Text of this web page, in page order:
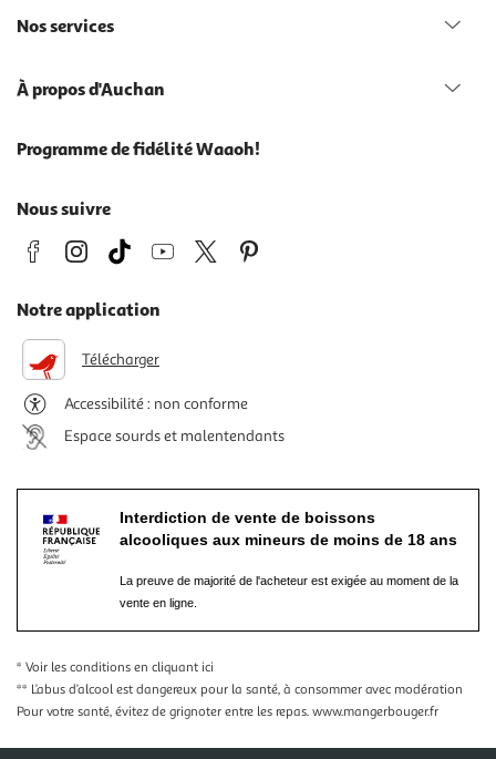
Nos services
À propos d'Auchan
Programme de fidélité Waaoh!
Nous suivre
Notre application
Télécharger
Accessibilité : non conforme
Espace sourds et malentendants
Interdiction de vente de boissons
alcooliques aux mineurs de moins de 18 ans
La preuve de majorité de l'acheteur est exigée au moment de la
vente en ligne.
* Voir les conditions en cliquant ici
** L’abus d’alcool est dangereux pour la santé, à consommer avec modération
Pour votre santé, évitez de grignoter entre les repas. www.mangerbouger.fr